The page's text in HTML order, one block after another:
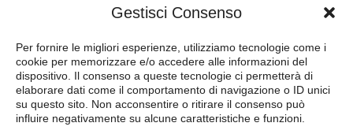
Gestisci Consenso
Per fornire le migliori esperienze, utilizziamo tecnologie come i
cookie per memorizzare e/o accedere alle informazioni del
dispositivo. Il consenso a queste tecnologie ci permetterà di
elaborare dati come il comportamento di navigazione o ID unici
su questo sito. Non acconsentire o ritirare il consenso può
influire negativamente su alcune caratteristiche e funzioni.
Bruni
Tavanti
policy
Cookie
policy